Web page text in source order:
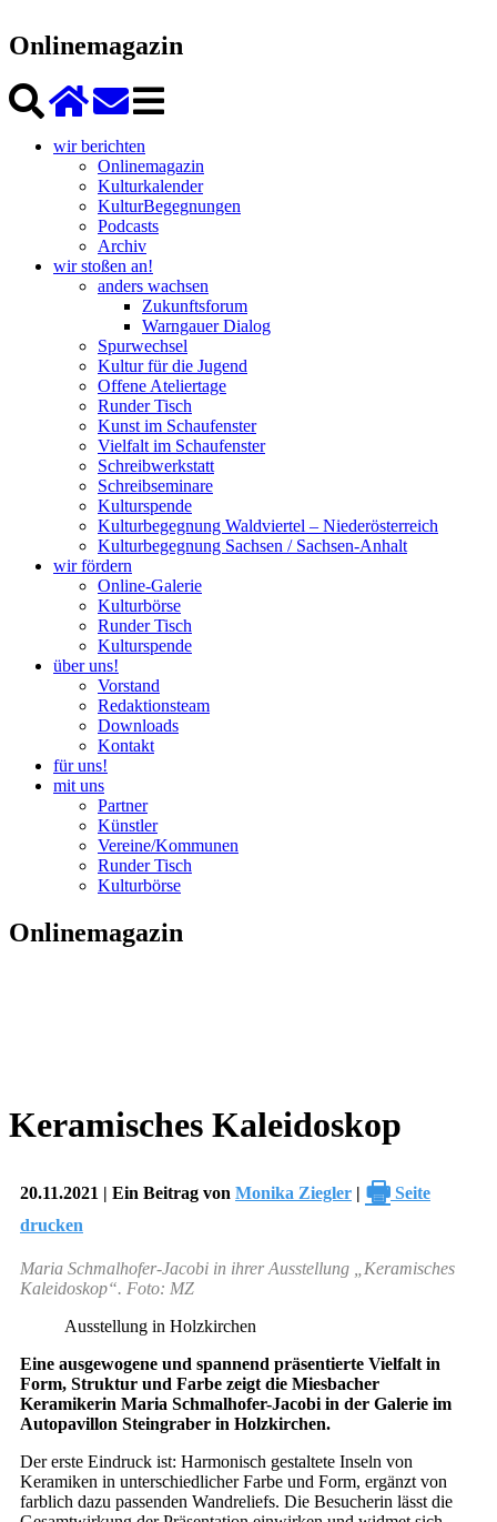
Onlinemagazin
wir berichten
Onlinemagazin
Kulturkalender
KulturBegegnungen
Podcasts
Archiv
wir stoßen an!
anders wachsen
Zukunftsforum
Warngauer Dialog
Spurwechsel
Kultur für die Jugend
Offene Ateliertage
Runder Tisch
Kunst im Schaufenster
Vielfalt im Schaufenster
Schreibwerkstatt
Schreibseminare
Kulturspende
Kulturbegegnung Waldviertel – Niederösterreich
Kulturbegegnung Sachsen / Sachsen-Anhalt
wir fördern
Online-Galerie
Kulturbörse
Runder Tisch
Kulturspende
über uns!
Vorstand
Redaktionsteam
Downloads
Kontakt
für uns!
mit uns
Partner
Künstler
Vereine/Kommunen
Runder Tisch
Kulturbörse
Onlinemagazin
Keramisches Kaleidoskop
20.11.2021 | Ein Beitrag von Monika Ziegler | 🖶 Seite
drucken
Maria Schmalhofer-Jacobi in ihrer Ausstellung „Keramisches
Kaleidoskop“. Foto: MZ
Ausstellung in Holzkirchen
Eine ausgewogene und spannend präsentierte Vielfalt in
Form, Struktur und Farbe zeigt die Miesbacher
Keramikerin Maria Schmalhofer-Jacobi in der Galerie im
Autopavillon Steingraber in Holzkirchen.
Der erste Eindruck ist: Harmonisch gestaltete Inseln von
Keramiken in unterschiedlicher Farbe und Form, ergänzt von
farblich dazu passenden Wandreliefs. Die Besucherin lässt die